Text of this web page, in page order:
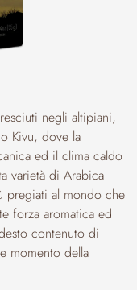
negli altipiani,
Kivu, dove la
ed il clima caldo
varietà di Arabica
pregiati al mondo che
forza aromatica ed
contenuto di
momento della